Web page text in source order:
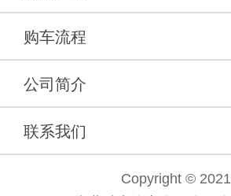
购车流程
公司简介
联系我们
Copyright © 2021